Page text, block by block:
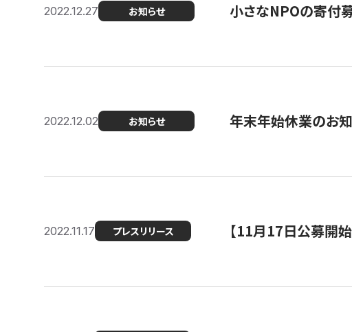
2022.12.27 お知らせ 小さなNPOの寄付
2022.12.02 お知らせ 年末年始休業のお
2022.11.17 プレスリリース 【11月17日公募開